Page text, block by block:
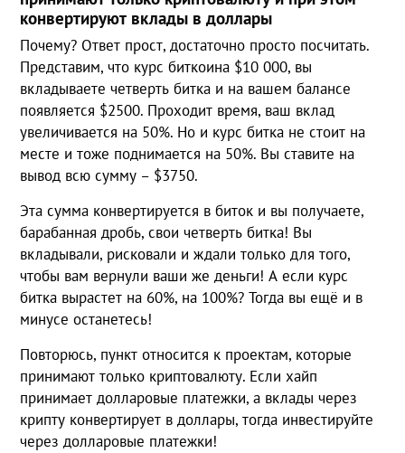
конвертируют вклады в доллары
Почему? Ответ прост, достаточно просто посчитать.
Представим, что курс биткоина $10 000, вы
вкладываете четверть битка и на вашем балансе
появляется $2500. Проходит время, ваш вклад
увеличивается на 50%. Но и курс битка не стоит на
месте и тоже поднимается на 50%. Вы ставите на
вывод всю сумму – $3750.
Эта сумма конвертируется в биток и вы получаете,
барабанная дробь, свои четверть битка! Вы
вкладывали, рисковали и ждали только для того,
чтобы вам вернули ваши же деньги! А если курс
битка вырастет на 60%, на 100%? Тогда вы ещё и в
минусе останетесь!
Повторюсь, пункт относится к проектам, которые
принимают только криптовалюту. Если хайп
принимает долларовые платежки, а вклады через
крипту конвертирует в доллары, тогда инвестируйте
через долларовые платежки!